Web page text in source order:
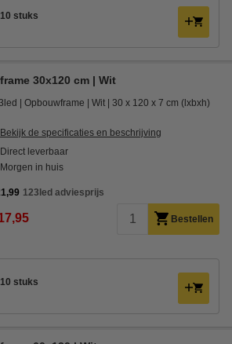
stuks
30x120 cm | Wit
Opbouwframe Wit 30 x 120 x 7 cm (lxbxh)
Bekijk de specificaties en beschrijving
Direct leverbaar
Morgen in huis
123led adviesprijs
Bestellen
stuks